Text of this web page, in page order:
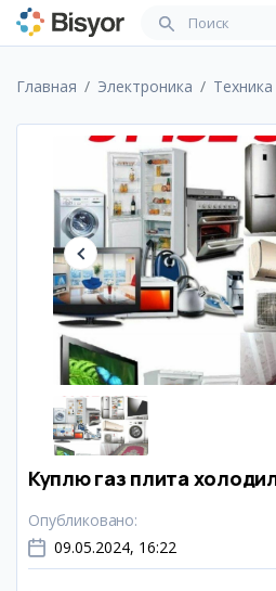
Главная Электроника
Куплю газ плита
Опубликовано:
09.05.2024, 16:22